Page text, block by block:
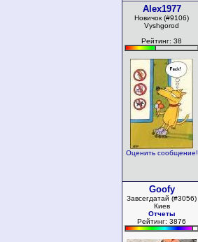
Alex1977
Новичок (#9106)
Vyshgorod
Рейтинг: 38
Оценить сообщение!
Goofy
Завсегдатай (#3056)
Киев
Отчеты
Рейтинг: 3876